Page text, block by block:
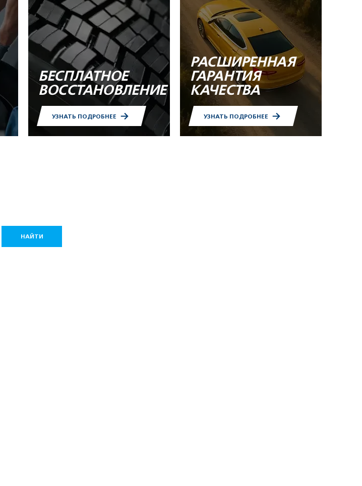
БЕСПЛАТНОЕ
ВОССТАНОВЛЕНИЕ
УЗНАТЬ ПОДРОБНЕЕ
РАСШИРЕННАЯ
ГАРАНТИЯ
КАЧЕСТВА
УЗНАТЬ ПОДРОБНЕЕ
НАЙТИ